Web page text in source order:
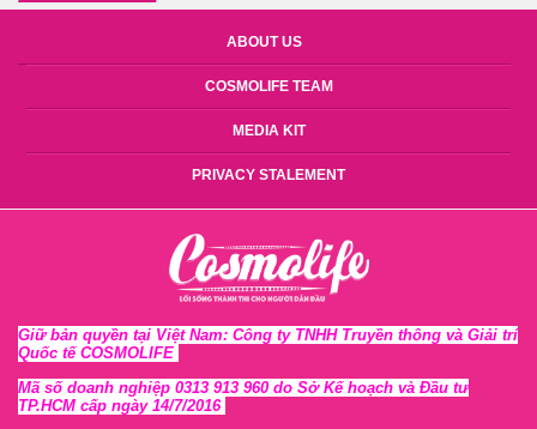
ABOUT US
COSMOLIFE TEAM
MEDIA KIT
PRIVACY STALEMENT
Giữ bản quyền tại Việt Nam: Công ty TNHH Truyền thông và Giải trí
Quốc tế COSMOLIFE
Mã số doanh nghiệp 0313 913 960 do Sở Kế hoạch và Đầu tư
TP.HCM cấp ngày 14/7/2016